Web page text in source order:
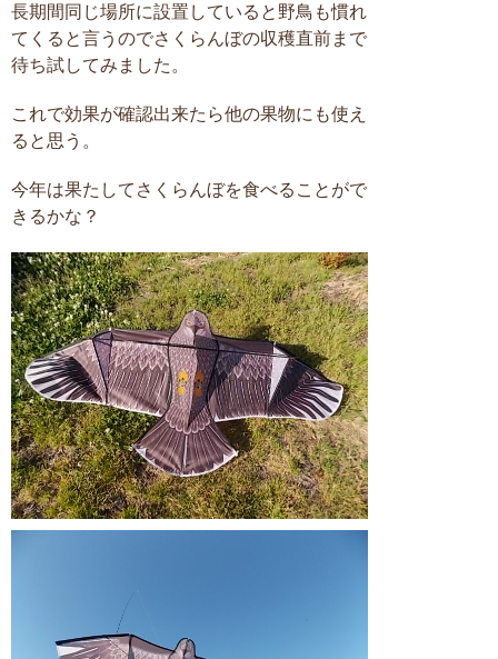
長期間同じ場所に設置していると野鳥も慣れ
てくると言うのでさくらんぼの収穫直前まで
待ち試してみました。
これで効果が確認出来たら他の果物にも使え
ると思う。
今年は果たしてさくらんぼを食べることがで
きるかな？